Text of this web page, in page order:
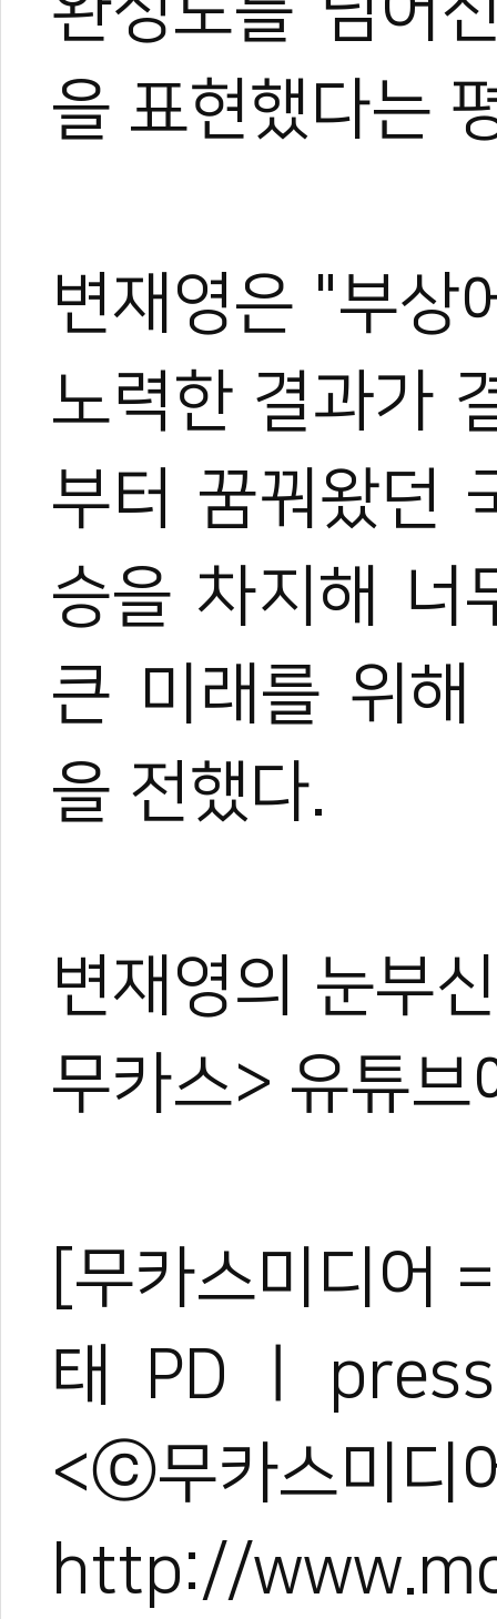
을 표현했다는
변재영은 "부상
노력한 결과가
부터 꿈꿔왔던
승을 차지해 너
큰 미래를 위해
을 전했다.
변재영의 눈부
무카스> 유튜
[무카스미디어
태 PD ㅣ
<ⓒ무카스미디
http://
[곽택용의 태권
4인 4색 태권도